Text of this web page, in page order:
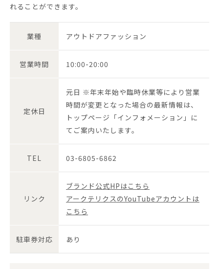
れることができます。
業種 アウトドアファッション
営業時間 10:00-20:00
定休日
元日 ※年末年始や臨時休業等により営業
時間が変更となった場合の最新情報は、
トップページ「インフォメーション」に
てご案内いたします。
TEL 03-6805-6862
リンク
ブランド公式HPはこちら
アークテリクスのYouTubeアカウントは
こちら
駐車券対応 あり